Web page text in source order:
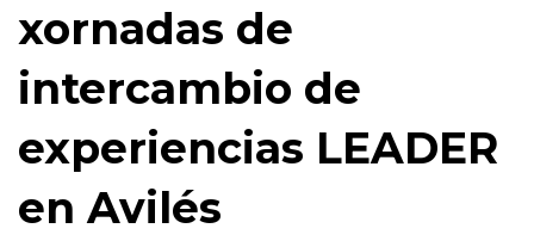
xornadas de
intercambio de
experiencias LEADER
en Avilés